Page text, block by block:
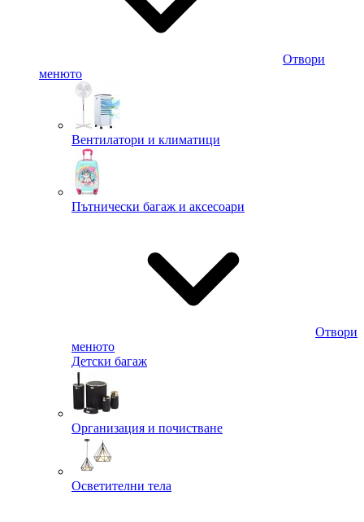
Отвори
менюто
Вентилатори и климатици
Пътнически багаж и аксесоари
Отвори
менюто
Детски багаж
Организация и почистване
Осветителни тела